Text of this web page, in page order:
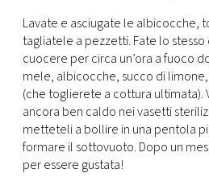
Lavate e asciugate le albicocche,
tagliatele a pezzetti. Fate lo
cuocere per circa un’ora a fuoco
mele, albicocche, succo di
(che toglierete a cottura ultimata).
ancora ben caldo nei vasetti
metteteli a bollire in una pentola
formare il sottovuoto. Dopo un
per essere gustata!